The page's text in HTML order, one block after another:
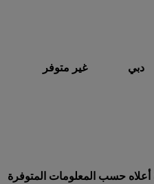
دبي غير متوفر
أعلاه حسب المعلومات المتوفرة